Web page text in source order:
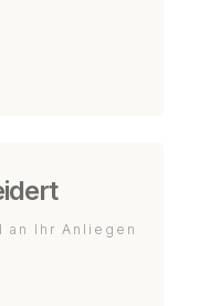
Ihr Anliegen